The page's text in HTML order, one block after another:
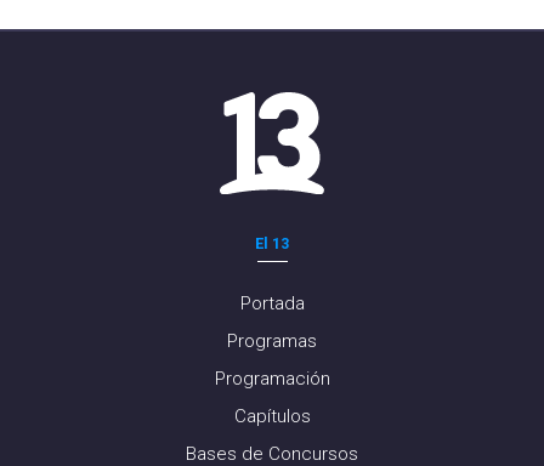
El 13
Portada
Programas
Programación
Capítulos
Bases de Concursos